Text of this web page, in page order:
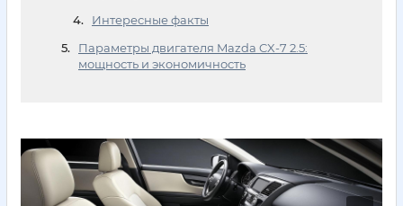
Интересные факты
Параметры двигателя Mazda CX-7 2.5:
мощность и экономичность